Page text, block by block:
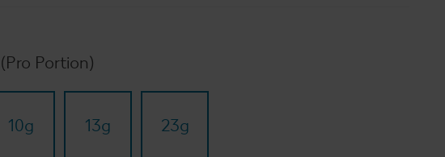
(Pro Portion)
10g 13g 23g